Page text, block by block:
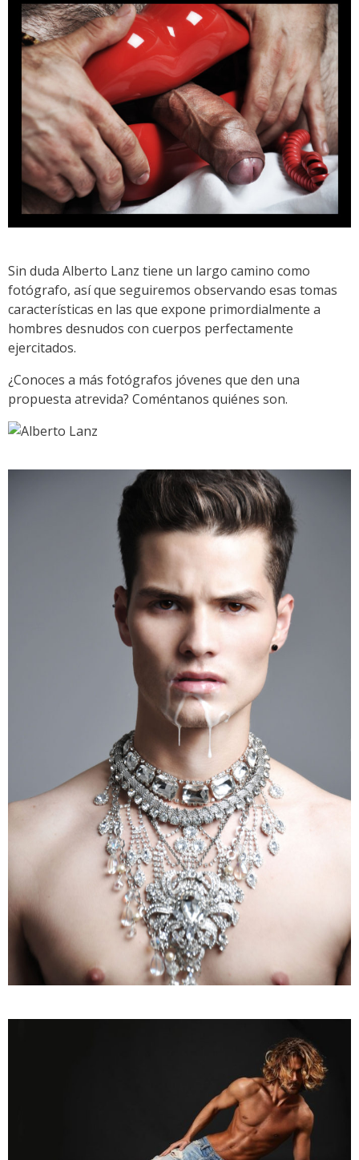
Sin duda Alberto Lanz tiene un largo camino como
fotógrafo, así que seguiremos observando esas tomas
características en las que expone primordialmente a
hombres desnudos con cuerpos perfectamente
ejercitados.
¿Conoces a más fotógrafos jóvenes que den una
propuesta atrevida? Coméntanos quiénes son.